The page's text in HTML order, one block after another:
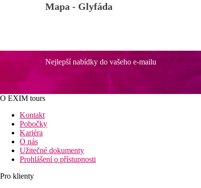
Mapa - Glyfáda
Nejlepší nabídky do vašeho e-mailu
O EXIM tours
Kontakt
Pobočky
Kariéra
O nás
Užitečné dokumenty
Prohlášení o přístupnosti
Pro klienty